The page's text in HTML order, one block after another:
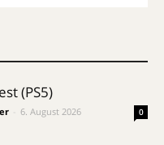
(PS5)
6. August 2026 0